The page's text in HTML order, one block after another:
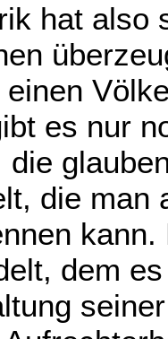
hat also
es nur
die
die man
dem